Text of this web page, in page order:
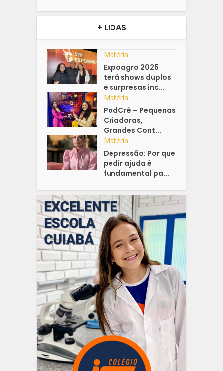
+ LIDAS
Matéria
Expoagro 2025
terá shows duplos
e surpresas inc...
Matéria
PodCrê – Pequenas
Criadoras,
Grandes Cont...
Matéria
Depressão: Por que
pedir ajuda é
fundamental pa...